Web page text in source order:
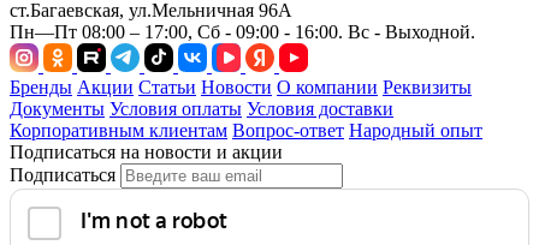
ст.Багаевская, ул.Мельничная 96А
Пн—Пт 08:00 – 17:00, Сб - 09:00 - 16:00. Вс - Выходной.
Бренды Акции Статьи Новости О компании Реквизиты
Документы Условия оплаты Условия доставки
Корпоративным клиентам Вопрос-ответ Народный опыт
Подписаться на новости и акции
Подписаться